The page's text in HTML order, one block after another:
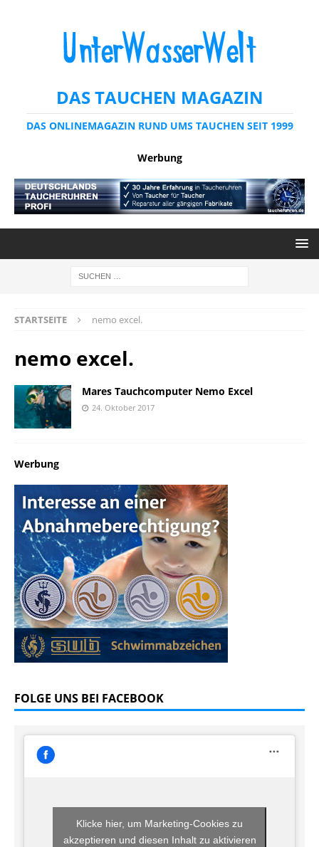
DAS TAUCHEN MAGAZIN
DAS ONLINEMAGAZIN RUND UMS TAUCHEN SEIT 1999
Werbung
STARTSEITE nemo excel.
nemo excel.
Mares Tauchcomputer Nemo Excel
24. Oktober 2017
Werbung
FOLGE UNS BEI FACEBOOK
Klicke hier, um Marketing-Cookies zu
akzeptieren und diesen Inhalt zu aktivieren